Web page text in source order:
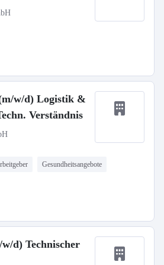
w/d) Logistik &
Verständnis
Gesundheitsangebote
d) Technischer